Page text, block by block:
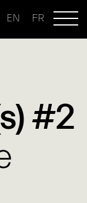
EN FR
#2